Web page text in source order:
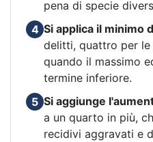
pena di specie
4 Si applica il minimo
delitti, quattro per le
quando il massimo
termine inferiore.
5 Si aggiunge
a un quarto in più,
recidivi aggravati e